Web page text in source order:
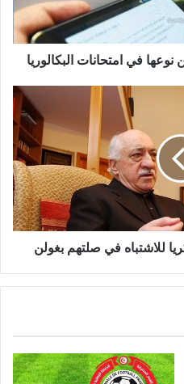
في امتحانات البكالوريا